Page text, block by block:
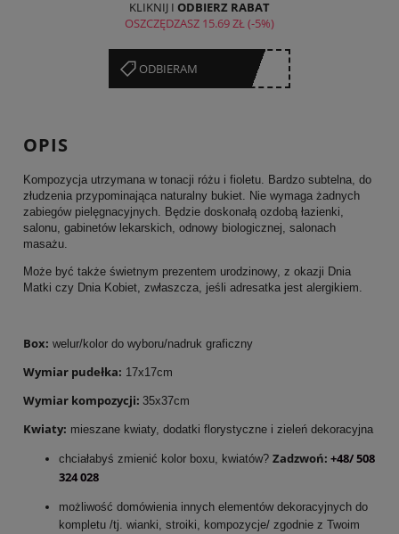
KLIKNIJ I ODBIERZ RABAT
OSZCZĘDZASZ 15.69 ZŁ(-5%)
ODBIERAM
******XX
OPIS
Kompozycja utrzymana w tonacji różu i fioletu. Bardzo subtelna, do
złudzenia przypominająca naturalny bukiet. Nie wymaga żadnych
zabiegów pielęgnacyjnych. Będzie doskonałą ozdobą łazienki,
salonu, gabinetów lekarskich, odnowy biologicznej, salonach
masażu.
Może być także świetnym prezentem urodzinowy, z okazji Dnia
Matki czy Dnia Kobiet, zwłaszcza, jeśli adresatka jest alergikiem.
Box: welur/kolor do wyboru/nadruk graficzny
Wymiar pudełka: 17x17cm
Wymiar kompozycji: 35x37cm
Kwiaty: mieszane kwiaty, dodatki florystyczne i zieleń dekoracyjna
chciałabyś zmienić kolor boxu, kwiatów? Zadzwoń: +48/ 508
324 028
możliwość domówienia innych elementów dekoracyjnych do
kompletu /tj. wianki, stroiki, kompozycje/ zgodnie z Twoim